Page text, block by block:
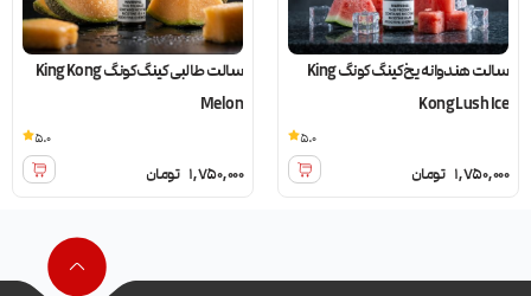
سالت هندوانه یخ کینگ کونگ King
Kong Lush Ice
1,750,000 تومان
5.0
سالت طالبی کینگ کونگ King Kong
Melon
1,750,000 تومان
5.0